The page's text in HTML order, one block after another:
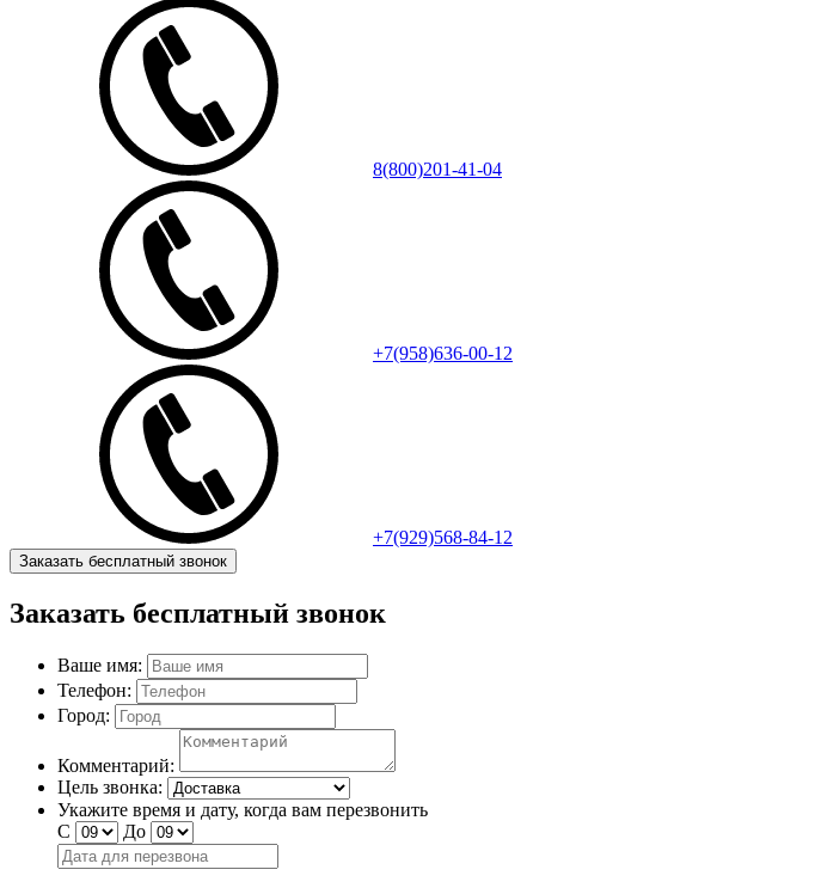
8(800)201-41-04
+7(958)636-00-12
+7(929)568-84-12
Заказать бесплатный звонок
Заказать бесплатный звонок
Ваше имя:
Телефон:
Город:
Комментарий:
Цель звонка:
Укажите время и дату, когда вам перезвонить
С
До